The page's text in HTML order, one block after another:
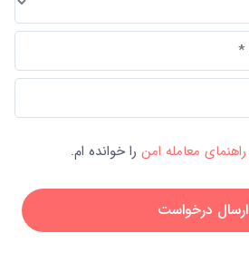
راهنمای معامله امنرا خوانده ام.
ارسال درخواست